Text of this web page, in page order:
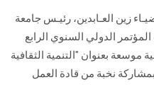
زين العـابدين، رئيـس جامعة
الدولي السنوي الرابع
بعنوان "التنمية الثقافية
بمشاركة نخبة من قادة العمل